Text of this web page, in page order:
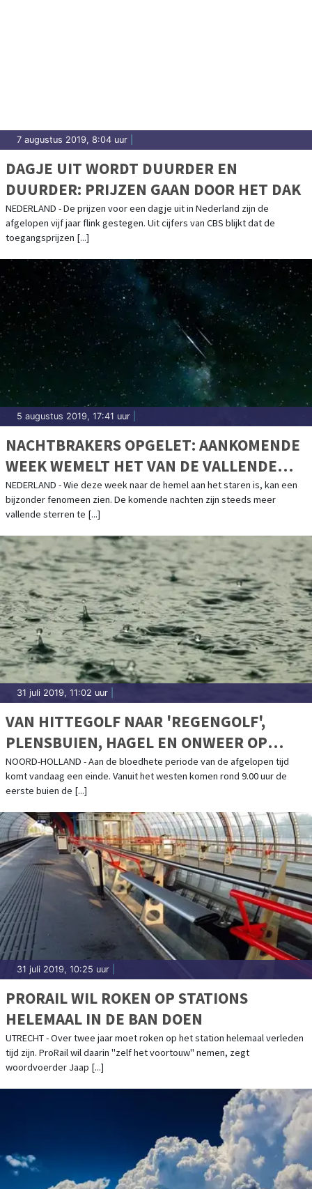
7 augustus 2019, 8:04 uur
DAGJE UIT WORDT DUURDER EN
DUURDER: PRIJZEN GAAN DOOR HET DAK
NEDERLAND - De prijzen voor een dagje uit in Nederland zijn de
afgelopen vijf jaar flink gestegen. Uit cijfers van CBS blijkt dat de
toegangsprijzen [...]
5 augustus 2019, 17:41 uur
NACHTBRAKERS OPGELET: AANKOMENDE
WEEK WEMELT HET VAN DE VALLENDE
STERREN
NEDERLAND - Wie deze week naar de hemel aan het staren is, kan een
bijzonder fenomeen zien. De komende nachten zijn steeds meer
vallende sterren te [...]
31 juli 2019, 11:02 uur
VAN HITTEGOLF NAAR 'REGENGOLF',
PLENSBUIEN, HAGEL EN ONWEER OP
KOMST
NOORD-HOLLAND - Aan de bloedhete periode van de afgelopen tijd
komt vandaag een einde. Vanuit het westen komen rond 9.00 uur de
eerste buien de [...]
31 juli 2019, 10:25 uur
PRORAIL WIL ROKEN OP STATIONS
HELEMAAL IN DE BAN DOEN
UTRECHT - Over twee jaar moet roken op het station helemaal verleden
tijd zijn. ProRail wil daarin "zelf het voortouw" nemen, zegt
woordvoerder Jaap [...]